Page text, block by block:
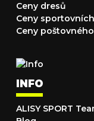
Ceny dresů
Ceny
Ceny poštovného
INFO
ALISY SPORT